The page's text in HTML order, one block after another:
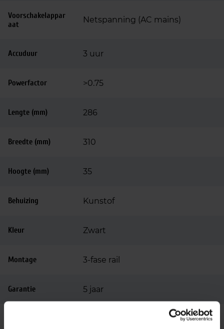
Voorschakelappar
aat
Netspanning (AC mains)
Accuduur 3 uur
Powerfactor >0.75
Lengte (mm) 286
Breedte (mm) 310
Hoogte (mm) 35
Behuizing Kunstof
Kleur Zwart
Montage 3-fase rail
Garantie 5 jaar